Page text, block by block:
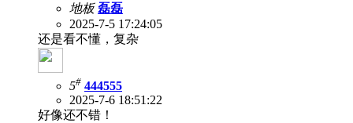
地板 磊磊
2025-7-5 17:24:05
还是看不懂，复杂
5# 444555
2025-7-6 18:51:22
好像还不错！